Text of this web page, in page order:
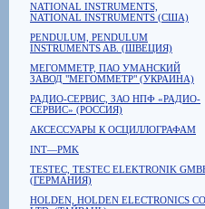
NATIONAL INSTRUMENTS,
NATIONAL INSTRUMENTS (США)
PENDULUM, PENDULUM
INSTRUMENTS AB. (ШВЕЦИЯ)
МЕГОММЕТР, ПАО УМАНСКИЙ
ЗАВОД "МЕГОММЕТР" (УКРАИНА)
РАДИО-СЕРВИС, ЗАО НПФ «РАДИО-
СЕРВИС» (РОССИЯ)
АКСЕССУАРЫ К ОСЦИЛЛОГРАФАМ
INT—PMK
TESTEC, TESTEC ELEKTRONIK
(ГЕРМАНИЯ)
HOLDEN, HOLDEN ELECTRONICS CO.,